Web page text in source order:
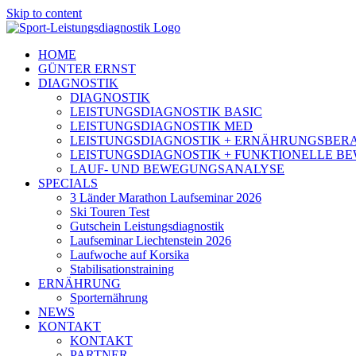
Skip to content
HOME
GÜNTER ERNST
DIAGNOSTIK
DIAGNOSTIK
LEISTUNGSDIAGNOSTIK BASIC
LEISTUNGSDIAGNOSTIK MED
LEISTUNGSDIAGNOSTIK +
LEISTUNGSDIAGNOSTIK + FUNKTIONELLE
LAUF- UND BEWEGUNGSANALYSE
SPECIALS
3 Länder Marathon Laufseminar 2026
Ski Touren Test
Gutschein Leistungsdiagnostik
Laufseminar Liechtenstein 2026
Laufwoche auf Korsika
Stabilisationstraining
ERNÄHRUNG
Sporternährung
NEWS
KONTAKT
KONTAKT